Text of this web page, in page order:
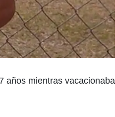
años mientras vacacionaba